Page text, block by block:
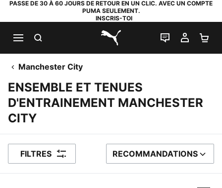
PASSE DE 30 À 60 JOURS DE RETOUR EN UN CLIC. AVEC UN COMPTE
PUMA SEULEMENT.
INSCRIS-TOI
PUMA.com
LIVE CHAT
MON
Manchester City
ENSEMBLE ET TENUES
D'ENTRAINEMENT MANCHESTER
CITY
FILTRES TRIER PAR
RECOMMANDATIONS